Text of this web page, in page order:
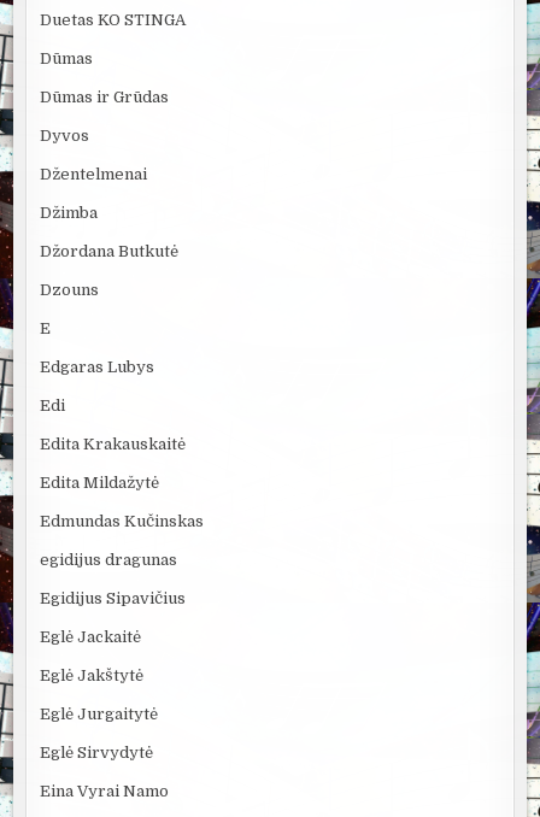
Duetas KO STINGA
Dūmas
Dūmas ir Grūdas
Dyvos
Džentelmenai
Džimba
Džordana Butkutė
Dzouns
E
Edgaras Lubys
Edi
Edita Krakauskaitė
Edita Mildažytė
Edmundas Kučinskas
egidijus dragunas
Egidijus Sipavičius
Eglė Jackaitė
Eglė Jakštytė
Eglė Jurgaitytė
Eglė Sirvydytė
Eina Vyrai Namo